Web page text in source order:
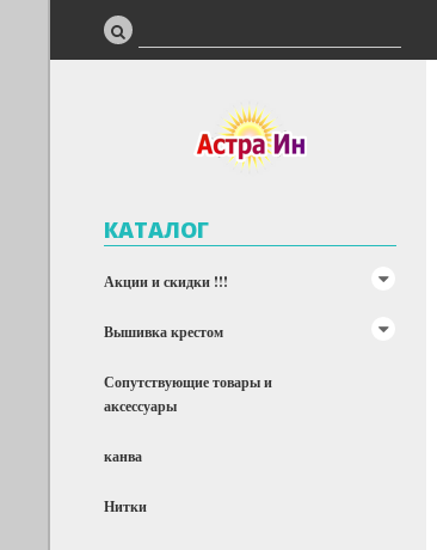
КАТАЛОГ
Акции и скидки !!!
Вышивка крестом
Сопутствующие товары и
аксессуары
канва
Нитки